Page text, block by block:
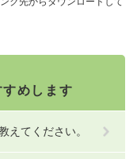
めします
えてください。